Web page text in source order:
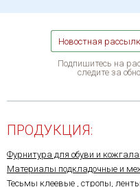
Подпишитесь на
следите за
ПРОДУКЦИЯ:
Фурнитура для обуви и
Материалы подкладочные и
Тесьмы клеевые , стропы,